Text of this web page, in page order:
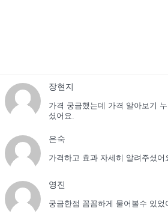
장현지
가격 궁금했는데 가격 알아보기
셨어요.
은숙
가격하고 효과 자세히 알려주셨어
영진
궁금한점 꼼꼼하게 물어볼수 있었